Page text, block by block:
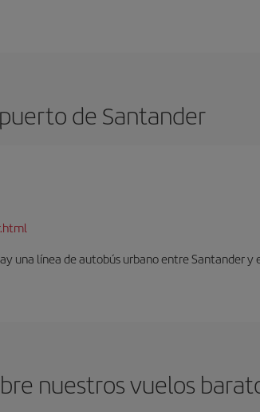
de Santander
una línea de autobús urbano entre Santander
nuestros vuelos